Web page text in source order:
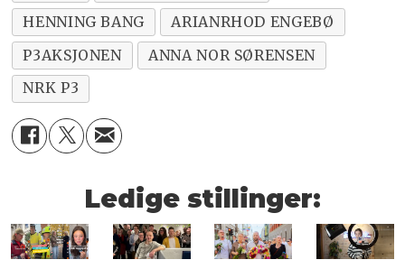
HENNING BANG
ARIANRHOD ENGEBØ
P3AKSJONEN
ANNA NOR SØRENSEN
NRK P3
Ledige stillinger: